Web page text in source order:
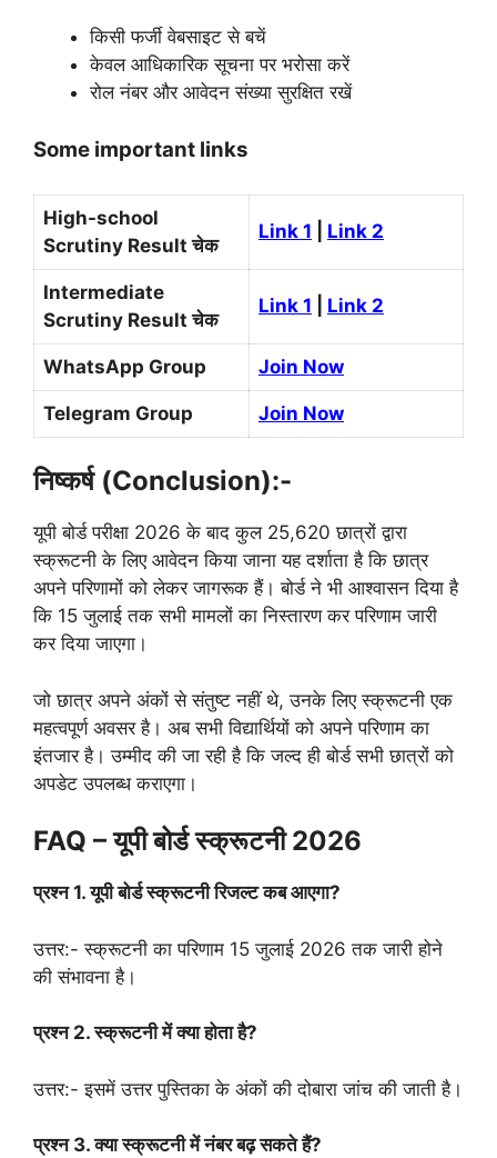
किसी फर्जी वेबसाइट से बचें
केवल आधिकारिक सूचना पर भरोसा करें
रोल नंबर और आवेदन संख्या सुरक्षित रखें
Some important links
High-school
Scrutiny Result चेक
Link 1 Link 2
Intermediate
Scrutiny Result चेक
Link 1 Link 2
WhatsApp Group Join Now
Telegram Group Join Now
निष्कर्ष (Conclusion):-
यूपी बोर्ड परीक्षा 2026 के बाद कुल 25,620 छात्रों द्वारा
स्क्रूटनी के लिए आवेदन किया जाना यह दर्शाता है कि छात्र
अपने परिणामों को लेकर जागरूक हैं। बोर्ड ने भी आश्वासन दिया है
कि 15 जुलाई तक सभी मामलों का निस्तारण कर परिणाम जारी
कर दिया जाएगा।
जो छात्र अपने अंकों से संतुष्ट नहीं थे, उनके लिए स्क्रूटनी एक
महत्वपूर्ण अवसर है। अब सभी विद्यार्थियों को अपने परिणाम का
इंतजार है। उम्मीद की जा रही है कि जल्द ही बोर्ड सभी छात्रों को
अपडेट उपलब्ध कराएगा।
FAQ – यूपी बोर्ड स्क्रूटनी 2026
प्रश्न 1. यूपी बोर्ड स्क्रूटनी रिजल्ट कब आएगा?
उत्तर:- स्क्रूटनी का परिणाम 15 जुलाई 2026 तक जारी होने
की संभावना है।
प्रश्न 2. स्क्रूटनी में क्या होता है?
उत्तर:- इसमें उत्तर पुस्तिका के अंकों की दोबारा जांच की जाती है।
प्रश्न 3. क्या स्क्रूटनी में नंबर बढ़ सकते हैं?